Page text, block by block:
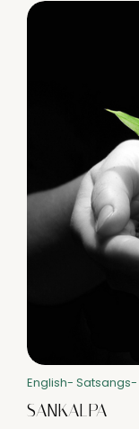
English- Satsangs-
SANKALPA